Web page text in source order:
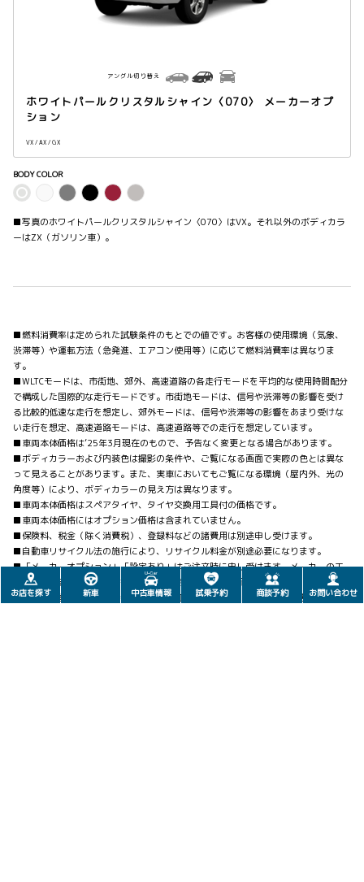
ホワイトパールクリスタルシャイン〈070〉 メーカーオプ
ション
VX / AX / GX
アングル切り替え
BODY COLOR
■写真のホワイトパールクリスタルシャイン〈070〉はVX。それ以外のボディカラ
ーはZX（ガソリン車）。
■燃料消費率は定められた試験条件のもとでの値です。お客様の使用環境（気象、
渋滞等）や運転方法（急発進、エアコン使用等）に応じて燃料消費率は異なりま
す。
■WLTCモードは、市街地、郊外、高速道路の各走行モードを平均的な使用時間配分
で構成した国際的な走行モードです。市街地モードは、信号や渋滞等の影響を受け
る比較的低速な走行を想定し、郊外モードは、信号や渋滞等の影響をあまり受けな
い走行を想定、高速道路モードは、高速道路等での走行を想定しています。
■車両本体価格は’25年3月現在のもので、予告なく変更となる場合があります。
■ボディカラーおよび内装色は撮影の条件や、ご覧になる画面で実際の色とは異な
って見えることがあります。また、実車においてもご覧になる環境（屋内外、光の
角度等）により、ボディカラーの見え方は異なります。
■車両本体価格はスペアタイヤ、タイヤ交換用工具付の価格です。
■車両本体価格にはオプション価格は含まれていません。
■保険料、税金（除く消費税）、登録料などの諸費用は別途申し受けます。
■自動車リサイクル法の施行により、リサイクル料金が別途必要になります。
■「メーカーオプション」「設定あり」はご注文時に申し受けます。メーカーの工
場で装着するため、ご注文後はお受けできませんのでご了承ください。
■写真は機能説明のために各ランプを点灯したものです。実際の走行状態を示すも
お店を探す 新車 中古車情報 試乗予約 商談予約 お問い合わせ